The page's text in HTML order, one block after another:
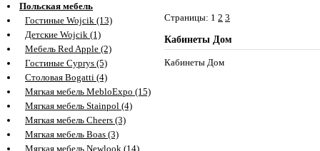
Польская мебель
Гостиные Wojcik (13)
Детские Wojcik (1)
Мебель Red Apple (2)
Гостиные Cyprys (5)
Столовая Bogatti (4)
Мягкая мебель MebloExpo (15)
Мягкая мебель Stainpol (4)
Мягкая мебель Cheers (3)
Мягкая мебель Boas (3)
Мягкая мебель Newlook (14)
Страницы: 1 2 3
Кабинеты Дом
Кабинеты Дом